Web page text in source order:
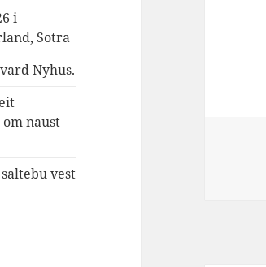
i
Sotra
Nyhus.
naust
vest